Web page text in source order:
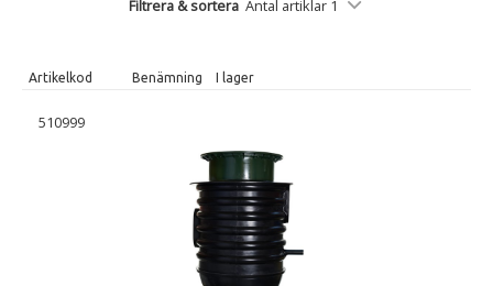
Filtrera & sortera Antal artiklar 1
Artikelkod Benämning I lager
510999